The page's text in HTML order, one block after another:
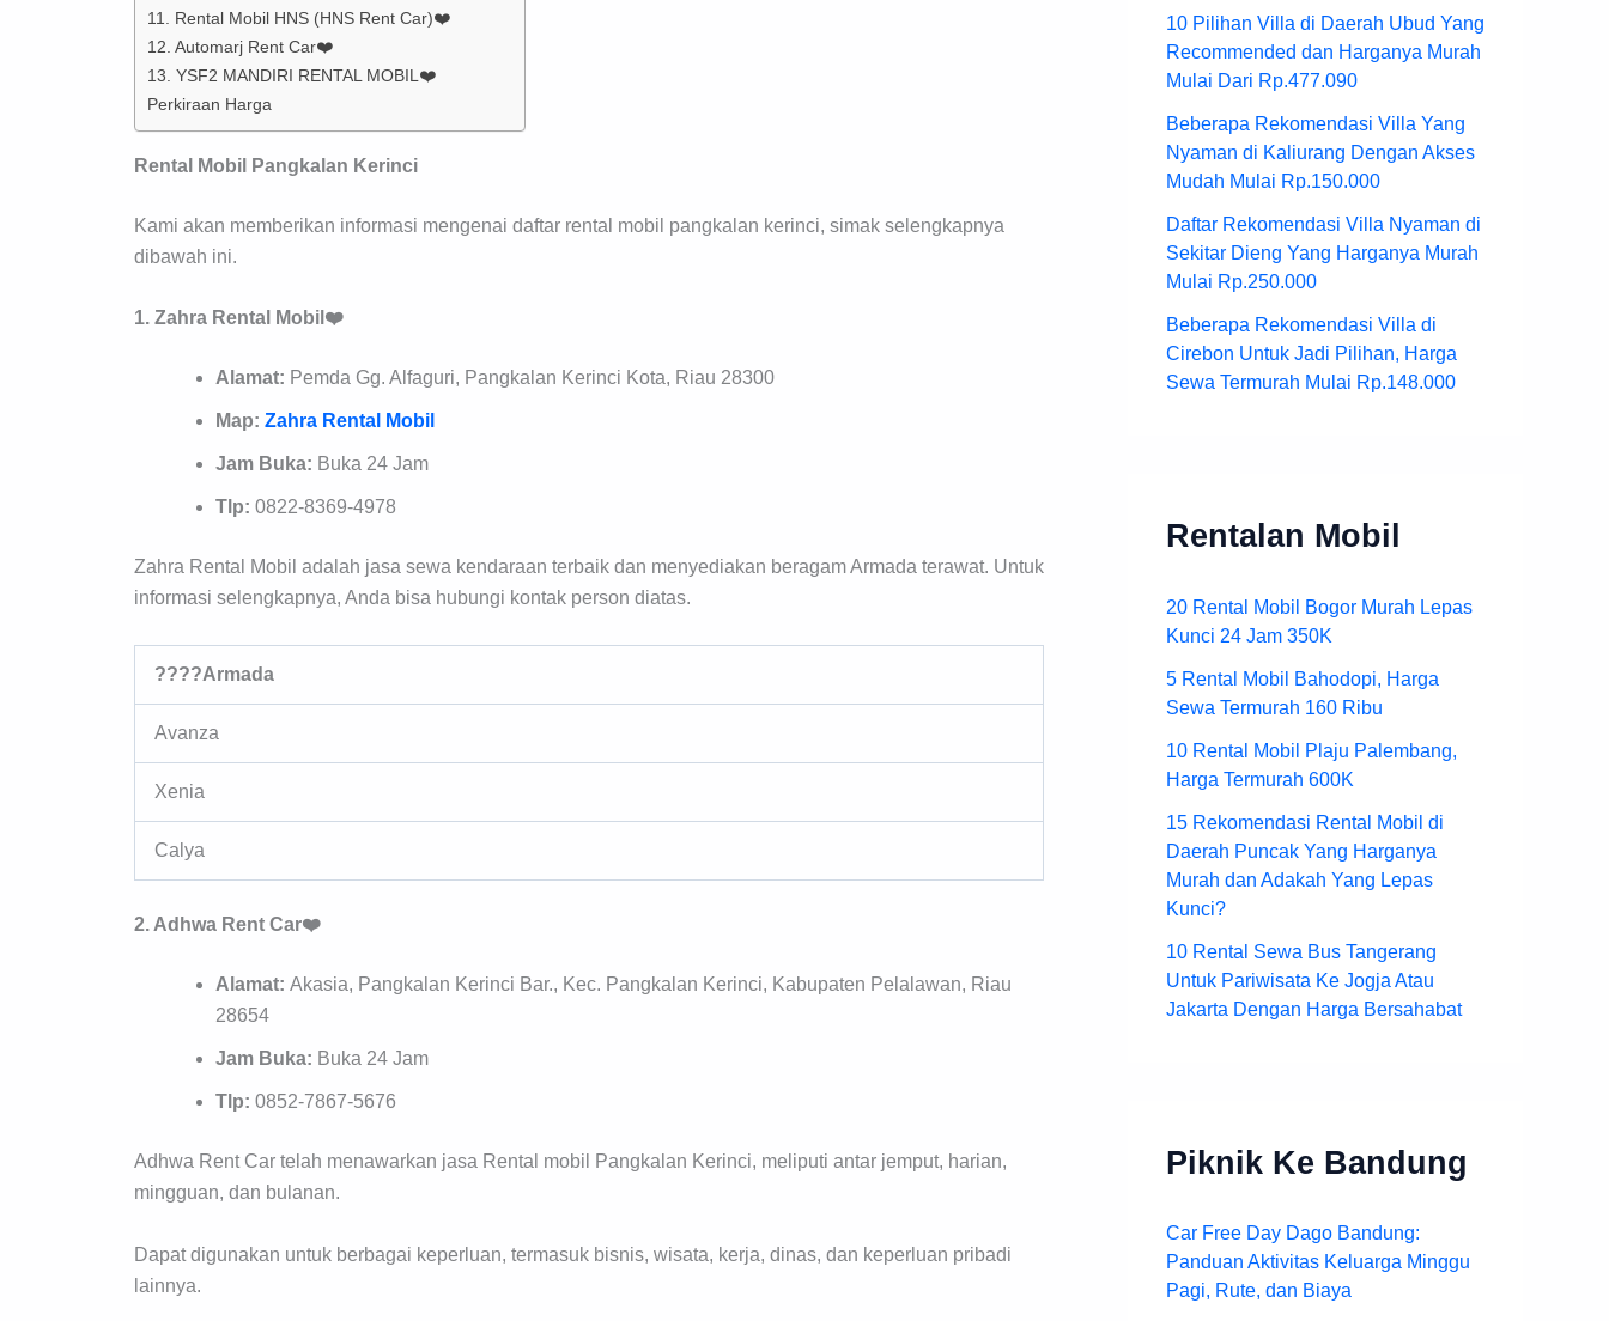
11. Rental Mobil HNS (HNS Rent Car)❤️
12. Automarj Rent Car❤️
13. YSF2 MANDIRI RENTAL MOBIL❤️
Perkiraan Harga
Rental Mobil Pangkalan Kerinci
Kami akan memberikan informasi mengenai daftar rental mobil pangkalan kerinci, simak selengkapnya
dibawah ini.
1. Zahra Rental Mobil❤️
Alamat: Pemda Gg. Alfaguri, Pangkalan Kerinci Kota, Riau 28300
Map: Zahra Rental Mobil
Jam Buka: Buka 24 Jam
Tlp: 0822-8369-4978
Zahra Rental Mobil adalah jasa sewa kendaraan terbaik dan menyediakan beragam Armada terawat. Untuk
informasi selengkapnya, Anda bisa hubungi kontak person diatas.
????Armada
Avanza
Xenia
Calya
2. Adhwa Rent Car❤️
Alamat: Akasia, Pangkalan Kerinci Bar., Kec. Pangkalan Kerinci, Kabupaten Pelalawan, Riau
28654
Jam Buka: Buka 24 Jam
Tlp: 0852-7867-5676
Adhwa Rent Car telah menawarkan jasa Rental mobil Pangkalan Kerinci, meliputi antar jemput, harian,
mingguan, dan bulanan.
Dapat digunakan untuk berbagai keperluan, termasuk bisnis, wisata, kerja, dinas, dan keperluan pribadi
lainnya.
10 Pilihan Villa di Daerah Ubud Yang
Recommended dan Harganya Murah
Mulai Dari Rp.477.090
Beberapa Rekomendasi Villa Yang
Nyaman di Kaliurang Dengan Akses
Mudah Mulai Rp.150.000
Daftar Rekomendasi Villa Nyaman di
Sekitar Dieng Yang Harganya Murah
Mulai Rp.250.000
Beberapa Rekomendasi Villa di
Cirebon Untuk Jadi Pilihan, Harga
Sewa Termurah Mulai Rp.148.000
Rentalan Mobil
20 Rental Mobil Bogor Murah Lepas
Kunci 24 Jam 350K
5 Rental Mobil Bahodopi, Harga
Sewa Termurah 160 Ribu
10 Rental Mobil Plaju Palembang,
Harga Termurah 600K
15 Rekomendasi Rental Mobil di
Daerah Puncak Yang Harganya
Murah dan Adakah Yang Lepas
Kunci?
10 Rental Sewa Bus Tangerang
Untuk Pariwisata Ke Jogja Atau
Jakarta Dengan Harga Bersahabat
Piknik Ke Bandung
Car Free Day Dago Bandung:
Panduan Aktivitas Keluarga Minggu
Pagi, Rute, dan Biaya